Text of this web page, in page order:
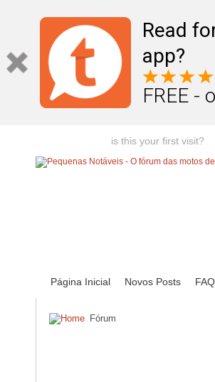
Read
app?
FREE -
is this your first visit?
Página Inicial Novos Posts FAQ
Fórum